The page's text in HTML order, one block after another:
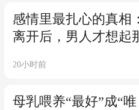
感情里最扎心的真相
离开后，男人才想起
20小时前
母乳喂养“最好”成“唯